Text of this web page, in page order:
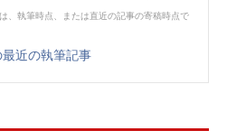
、執筆時点、または直近の記事の寄稿時点で
近の執筆記事